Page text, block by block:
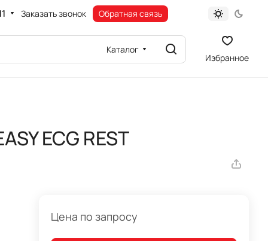
Заказать звонок Обратная связь
Каталог
Избранное
ECG REST
Цена по запросу